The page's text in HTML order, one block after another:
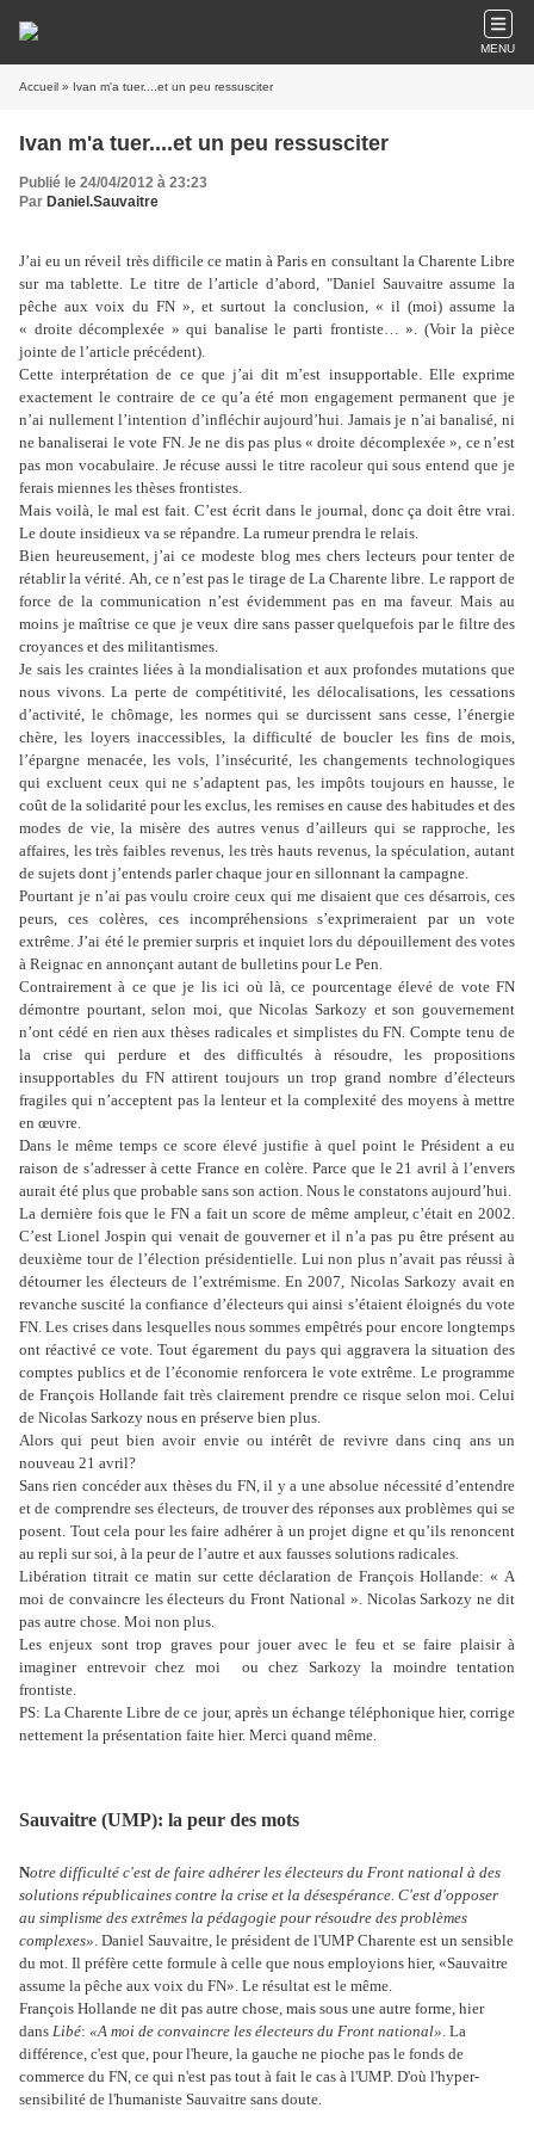
MENU
Accueil » Ivan m'a tuer....et un peu ressusciter
Ivan m'a tuer....et un peu ressusciter
Publié le 24/04/2012 à 23:23
Par Daniel.Sauvaitre
J’ai eu un réveil très difficile ce matin à Paris en consultant la Charente Libre
sur ma tablette. Le titre de l’article d’abord, "Daniel Sauvaitre assume la
pêche aux voix du FN », et surtout la conclusion, « il (moi) assume la
« droite décomplexée » qui banalise le parti frontiste… ». (Voir la pièce
jointe de l’article précédent).
Cette interprétation de ce que j’ai dit m’est insupportable. Elle exprime
exactement le contraire de ce qu’a été mon engagement permanent que je
n’ai nullement l’intention d’infléchir aujourd’hui. Jamais je n’ai banalisé, ni
ne banaliserai le vote FN. Je ne dis pas plus « droite décomplexée », ce n’est
pas mon vocabulaire. Je récuse aussi le titre racoleur qui sous entend que je
ferais miennes les thèses frontistes.
Mais voilà, le mal est fait. C’est écrit dans le journal, donc ça doit être vrai.
Le doute insidieux va se répandre. La rumeur prendra le relais.
Bien heureusement, j’ai ce modeste blog mes chers lecteurs pour tenter de
rétablir la vérité. Ah, ce n’est pas le tirage de La Charente libre. Le rapport de
force de la communication n’est évidemment pas en ma faveur. Mais au
moins je maîtrise ce que je veux dire sans passer quelquefois par le filtre des
croyances et des militantismes.
Je sais les craintes liées à la mondialisation et aux profondes mutations que
nous vivons. La perte de compétitivité, les délocalisations, les cessations
d’activité, le chômage, les normes qui se durcissent sans cesse, l’énergie
chère, les loyers inaccessibles, la difficulté de boucler les fins de mois,
l’épargne menacée, les vols, l’insécurité, les changements technologiques
qui excluent ceux qui ne s’adaptent pas, les impôts toujours en hausse, le
coût de la solidarité pour les exclus, les remises en cause des habitudes et des
modes de vie, la misère des autres venus d’ailleurs qui se rapproche, les
affaires, les très faibles revenus, les très hauts revenus, la spéculation, autant
de sujets dont j’entends parler chaque jour en sillonnant la campagne.
Pourtant je n’ai pas voulu croire ceux qui me disaient que ces désarrois, ces
peurs, ces colères, ces incompréhensions s’exprimeraient par un vote
extrême. J’ai été le premier surpris et inquiet lors du dépouillement des votes
à Reignac en annonçant autant de bulletins pour Le Pen.
Contrairement à ce que je lis ici où là, ce pourcentage élevé de vote FN
démontre pourtant, selon moi, que Nicolas Sarkozy et son gouvernement
n’ont cédé en rien aux thèses radicales et simplistes du FN. Compte tenu de
la crise qui perdure et des difficultés à résoudre, les propositions
insupportables du FN attirent toujours un trop grand nombre d’électeurs
fragiles qui n’acceptent pas la lenteur et la complexité des moyens à mettre
en œuvre.
Dans le même temps ce score élevé justifie à quel point le Président a eu
raison de s’adresser à cette France en colère. Parce que le 21 avril à l’envers
aurait été plus que probable sans son action. Nous le constatons aujourd’hui.
La dernière fois que le FN a fait un score de même ampleur, c’était en 2002.
C’est Lionel Jospin qui venait de gouverner et il n’a pas pu être présent au
deuxième tour de l’élection présidentielle. Lui non plus n’avait pas réussi à
détourner les électeurs de l’extrémisme. En 2007, Nicolas Sarkozy avait en
revanche suscité la confiance d’électeurs qui ainsi s’étaient éloignés du vote
FN. Les crises dans lesquelles nous sommes empêtrés pour encore longtemps
ont réactivé ce vote. Tout égarement du pays qui aggravera la situation des
comptes publics et de l’économie renforcera le vote extrême. Le programme
de François Hollande fait très clairement prendre ce risque selon moi. Celui
de Nicolas Sarkozy nous en préserve bien plus.
Alors qui peut bien avoir envie ou intérêt de revivre dans cinq ans un
nouveau 21 avril?
Sans rien concéder aux thèses du FN, il y a une absolue nécessité d’entendre
et de comprendre ses électeurs, de trouver des réponses aux problèmes qui se
posent. Tout cela pour les faire adhérer à un projet digne et qu’ils renoncent
au repli sur soi, à la peur de l’autre et aux fausses solutions radicales.
Libération titrait ce matin sur cette déclaration de François Hollande: « A
moi de convaincre les électeurs du Front National ». Nicolas Sarkozy ne dit
pas autre chose. Moi non plus.
Les enjeux sont trop graves pour jouer avec le feu et se faire plaisir à
imaginer entrevoir chez moi
ou chez Sarkozy la moindre tentation
frontiste.
PS: La Charente Libre de ce jour, après un échange téléphonique hier, corrige
nettement la présentation faite hier. Merci quand même.
Sauvaitre (UMP): la peur des mots
Notre difficulté c'est de faire adhérer les électeurs du Front national à des
solutions républicaines contre la crise et la désespérance. C'est d'opposer
au simplisme des extrêmes la pédagogie pour résoudre des problèmes
complexes» . Daniel Sauvaitre, le président de l'UMP Charente est un sensible
du mot. Il préfère cette formule à celle que nous employions hier, «Sauvaitre
assume la pêche aux voix du FN». Le résultat est le même.
François Hollande ne dit pas autre chose, mais sous une autre forme, hier
dans Libé: «A moi de convaincre les électeurs du Front national» . La
différence, c'est que, pour l'heure, la gauche ne pioche pas le fonds de
commerce du FN, ce qui n'est pas tout à fait le cas à l'UMP. D'où l'hyper-
sensibilité de l'humaniste Sauvaitre sans doute.